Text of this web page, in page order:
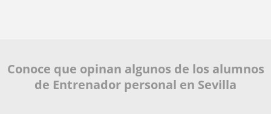
Conoce que opinan algunos de los alumnos
de Entrenador personal en Sevilla